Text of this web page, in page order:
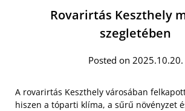
Rovarirtás Keszthely
szegletében
Posted on 2025.10.20.
A rovarirtás Keszthely városában
hiszen a tóparti klíma, a sűrű növényzet